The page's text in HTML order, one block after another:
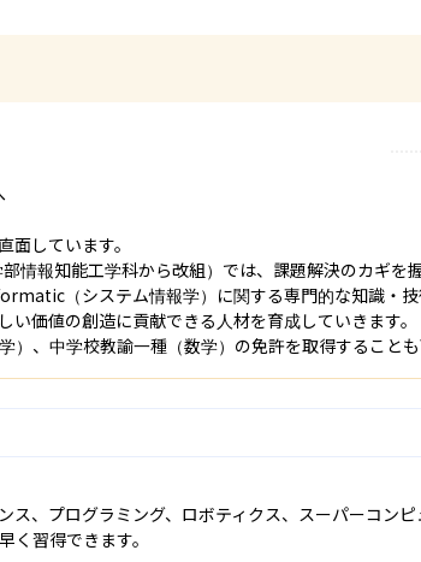
しています。
情報知能工学科から改組）では、課題解決のカギを
（システム情報学）に関する専門的な知識・
価値の創造に貢献できる人材を育成していきます。
）、中学校教諭一種（数学）の免許を取得すること
、プログラミング、ロボティクス、スーパーコン
習得できます。